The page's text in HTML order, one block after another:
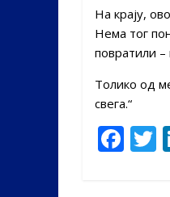
На крају,
Нема тог
повратили –
Толико од
свега.“
F